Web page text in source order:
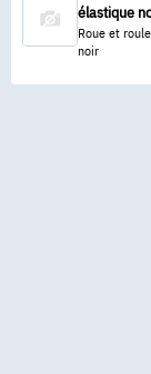
élastique
Roue et
noir